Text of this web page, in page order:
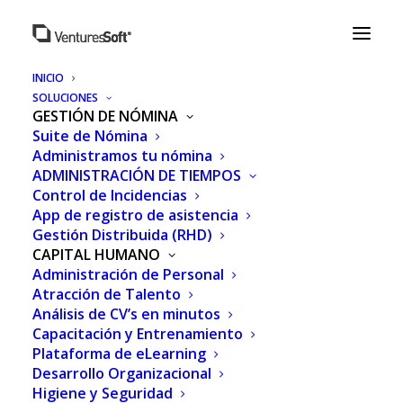
INICIO
SOLUCIONES
GESTIÓN DE NÓMINA
Suite de Nómina
Administramos tu nómina
ADMINISTRACIÓN DE TIEMPOS
Control de Incidencias
App de registro de asistencia
Gestión Distribuida (RHD)
CAPITAL HUMANO
Administración de Personal
Atracción de Talento
Análisis de CV’s en minutos
Capacitación y Entrenamiento
Plataforma de eLearning
Desarrollo Organizacional
Higiene y Seguridad
¿CÓMO MEJORAR EL
RENDIMIENTO DE LOS